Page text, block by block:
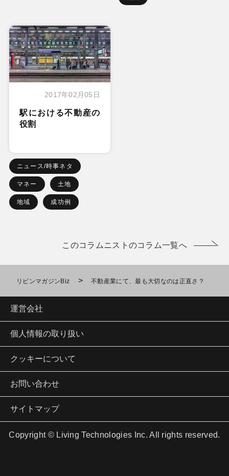
2017年02月05日
駅における不動産の
役割
ニュース/時事ネタ
マネー 土地
地域 成功例
このコラムニストのコラム一覧へ
リビンマガジンBiz > 不動産業にて、最も大切なのは正直さ？
運営会社
個人情報の取り扱い
クッキーについて
お問い合わせ
サイトマップ
Copyright © Living Technologies Inc. All rights reserved.